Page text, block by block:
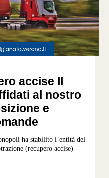
accise II
al nostro
e
ha stabilito l’entità del
(recupero accise)